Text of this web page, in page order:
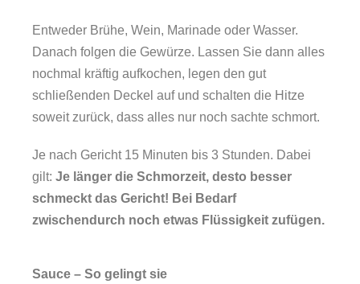
Entweder Brühe, Wein, Marinade oder Wasser.
Danach folgen die Gewürze. Lassen Sie dann alles
nochmal kräftig aufkochen, legen den gut
schließenden Deckel auf und schalten die Hitze
soweit zurück, dass alles nur noch sachte schmort.
Je nach Gericht 15 Minuten bis 3 Stunden. Dabei
gilt: Je länger die Schmorzeit, desto besser
schmeckt das Gericht! Bei Bedarf
zwischendurch noch etwas Flüssigkeit zufügen.
Sauce – So gelingt sie